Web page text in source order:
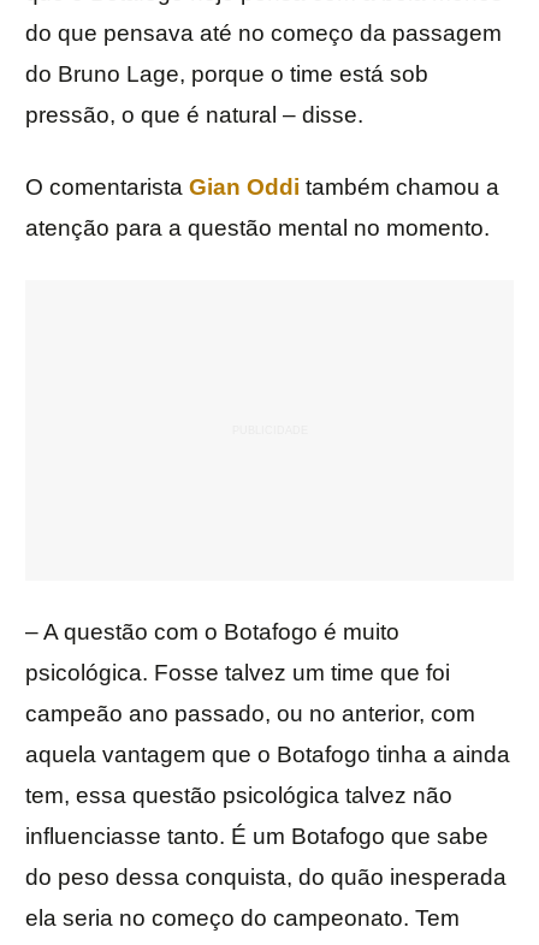
do que pensava até no começo da passagem
do Bruno Lage, porque o time está sob
pressão, o que é natural – disse.
O comentarista Gian Oddi também chamou a
atenção para a questão mental no momento.
– A questão com o Botafogo é muito
psicológica. Fosse talvez um time que foi
campeão ano passado, ou no anterior, com
aquela vantagem que o Botafogo tinha a ainda
tem, essa questão psicológica talvez não
influenciasse tanto. É um Botafogo que sabe
do peso dessa conquista, do quão inesperada
ela seria no começo do campeonato. Tem